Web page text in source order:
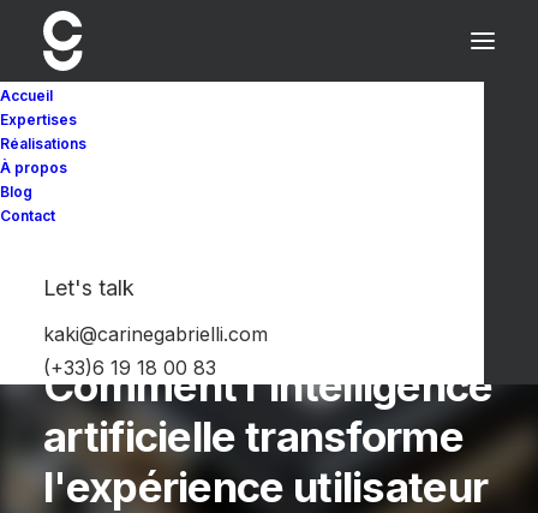
Accueil
Expertises
Réalisations
À propos
Blog
Contact
Let's talk
kaki@carinegabrielli.com
(+33)6 19 18 00 83
Minutes
UX Design et IA :
Comment l'intelligence
artificielle transforme
l'expérience utilisateur